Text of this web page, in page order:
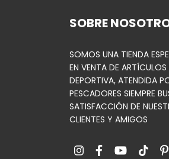
SOBRE
SOMOS UNA TIENDA
EN VENTA DE ARTÍCULOS
DEPORTIVA, ATENDIDA
PESCADORES SIEMPRE
SATISFACCIÓN DE
CLIENTES Y AMIGOS